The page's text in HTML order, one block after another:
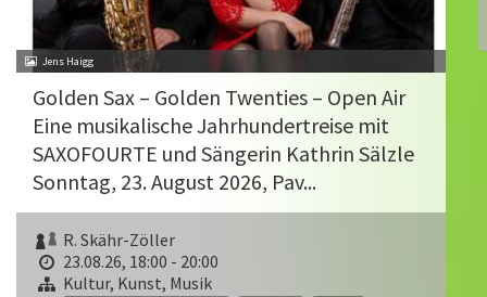
Jens Haigg
Golden Sax – Golden Twenties – Open Air
Eine musikalische Jahrhundertreise mit
SAXOFOURTE und Sängerin Kathrin Sälzle
Sonntag, 23. August 2026, Pav...
R. Skähr-Zöller
23.08.26, 18:00 - 20:00
Kultur, Kunst, Musik